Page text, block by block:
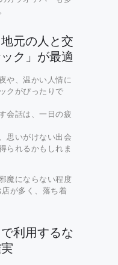
元の人と交
ク」が最適
や、温かい人情に
クがぴったりで
会話は、一日の疲
思いがけない出会
られるかもしれま
魔にならない程度
が多く、落ち着
利用するな